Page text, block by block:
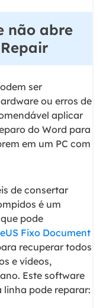
não abre
ser
ou erros de
aplicar
do Word para
em um PC com
de consertar
é um
pode
Fixo Document
recuperar todos
e vídeos,
Este software
linha pode reparar: